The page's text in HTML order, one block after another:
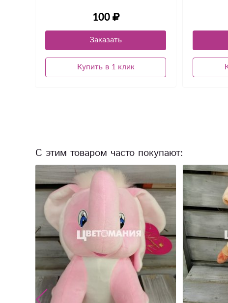
100
Заказать
Купить в 1 клик
С этим товаром часто покупают: